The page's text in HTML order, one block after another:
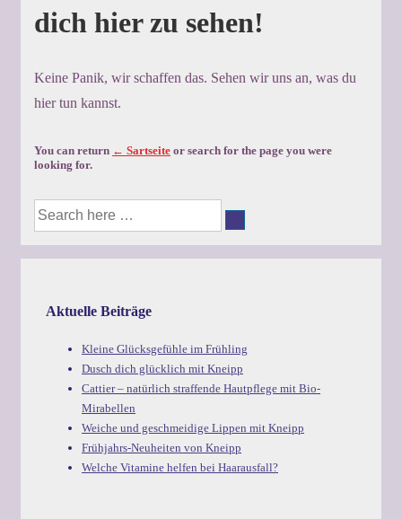
dich hier zu sehen!
Keine Panik, wir schaffen das. Sehen wir uns an, was du
hier tun kannst.
You can return ← Sartseite or search for the page you were
looking for.
Suche
nach:
Aktuelle Beiträge
Kleine Glücksgefühle im Frühling
Dusch dich glücklich mit Kneipp
Cattier – natürlich straffende Hautpflege mit Bio-
Mirabellen
Weiche und geschmeidige Lippen mit Kneipp
Frühjahrs-Neuheiten von Kneipp
Welche Vitamine helfen bei Haarausfall?